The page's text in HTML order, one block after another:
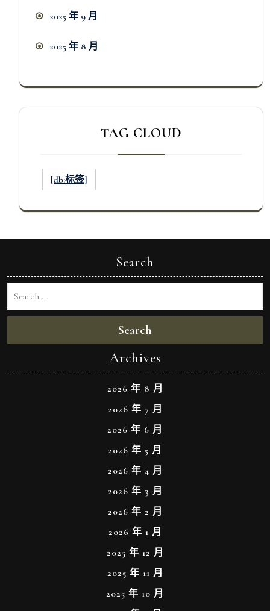
2025 年 9 月
2025 年 8 月
TAG CLOUD
[db:标签]
Search
Search
Archives
2026 年 8 月
2026 年 7 月
2026 年 6 月
2026 年 5 月
2026 年 4 月
2026 年 3 月
2026 年 2 月
2026 年 1 月
2025 年 12 月
2025 年 11 月
2025 年 10 月